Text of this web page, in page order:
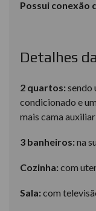
Possui conexão
Detalhes
2 quartos:sendo
condicionado e
mais cama
3 banheiros:na
Cozinha:com
Sala:com